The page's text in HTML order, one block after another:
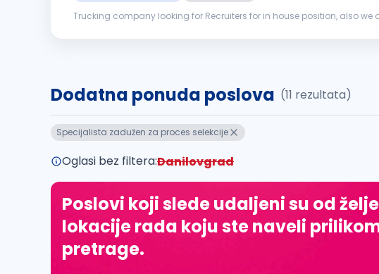
Trucking company looking for Recruiters for in house position, also
Dodatna ponuda poslova (11 rezultata)
Specijalista zadužen za proces selekcije
Oglasi bez filtera:Danilovgrad
Poslovi koji slede udaljeni su od
lokacije rada koju ste naveli
pretrage.